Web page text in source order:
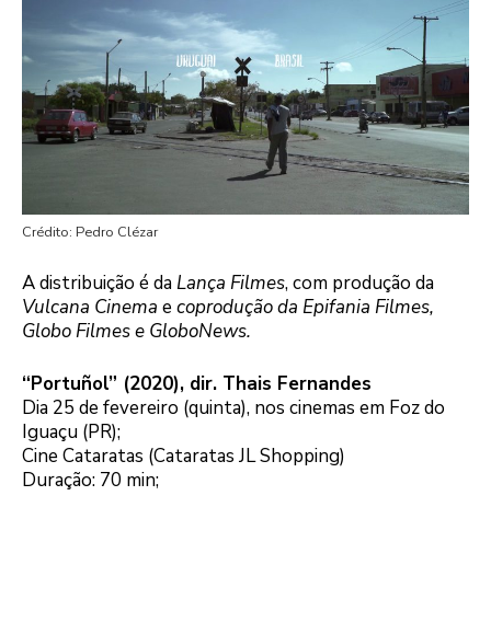
Crédito: Pedro Clézar
A distribuição é daLança Filmes, com produção da
Vulcana Cinema e coprodução da Epifania Filmes,
Globo Filmes e GloboNews.
“Portuñol” (2020), dir. Thais Fernandes
Dia 25 de fevereiro (quinta), nos cinemas em Foz do
Iguaçu (PR);
Cine Cataratas (Cataratas JL Shopping)
Duração: 70 min;